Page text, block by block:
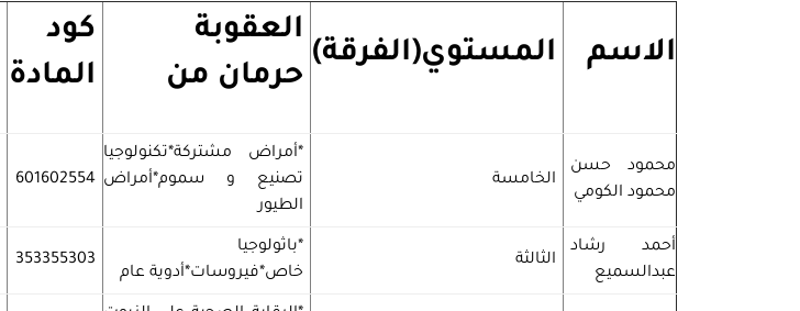
الاسم المستوي(الفرقة)
العقوبة
حرمان من
كود
المادة
محمود حسن
محمود الكومي
الخامسة
*أمراض مشتركة*تكنولوجيا
تصنيع و سموم*أمراض
الطيور
601602554
أحمد رشاد
عبدالسميع
الثالثة
*باثولوجيا
خاص*فيروسات*أدوية عام
353355303